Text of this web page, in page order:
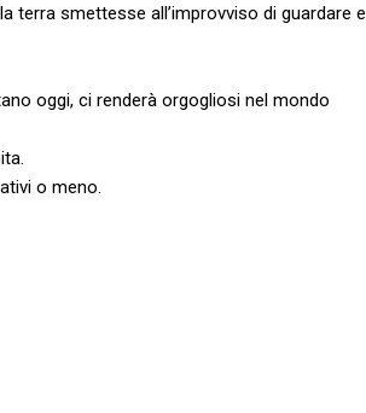
terra smettesse all’improvviso di guardare e
oggi, ci renderà orgogliosi nel mondo
o meno.